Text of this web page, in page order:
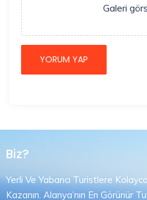
Galeri
Biz?
Yerli Ve Yabancı Turistlere
Kazanın. Alanya’nın En Görünür